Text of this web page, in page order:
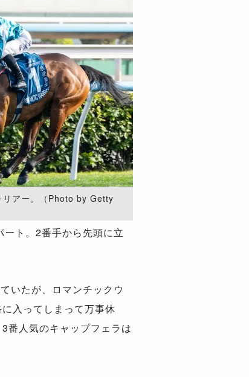
リアー。（Photo by Getty
ト。2番手から先頭に立
いたが、ロマンチックウ
入ってしまって万事休
番人気のキャップフェラは